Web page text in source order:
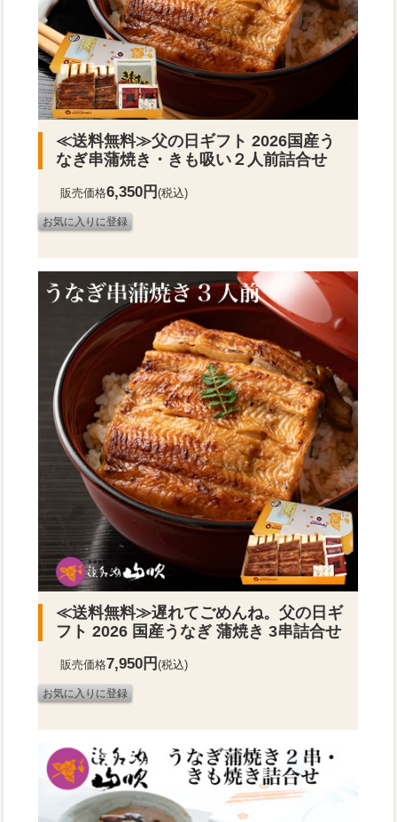
≪送料無料≫父の日ギフト 2026国産う
なぎ串蒲焼き・きも吸い２人前詰合せ
販売価格6,350円(税込)
≪送料無料≫遅れてごめんね。父の日ギ
フト 2026 国産うなぎ 蒲焼き 3串詰合せ
販売価格7,950円(税込)